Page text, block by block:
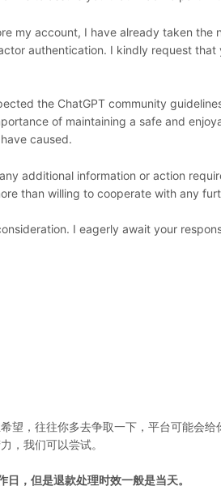
my account, I have already taken
authentication. I kindly request
the ChatGPT community
of maintaining a safe and
caused.
additional information or action
than willing to cooperate with any
I eagerly await your
望，往往你多去争取一下，平台可能会
，我们可以尝试。
，但是退款处理时效一般是当天。